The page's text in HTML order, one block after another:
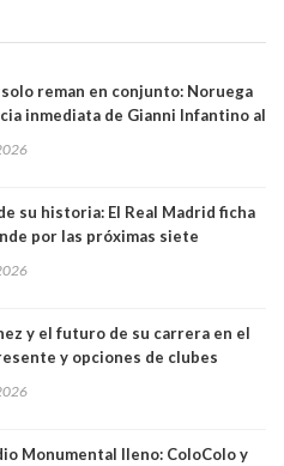
reman en conjunto: Noruega
inmediata de Gianni Infantino al
su historia: El Real Madrid ficha
por las próximas siete
y el futuro de su carrera en el
y opciones de clubes
Monumental lleno: ColoColo y